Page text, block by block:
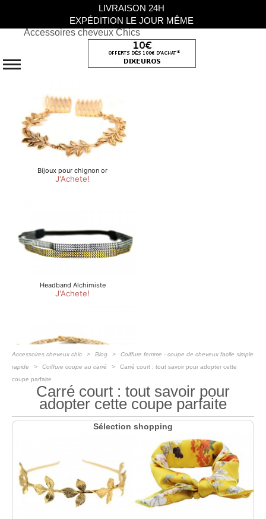
Accessoires cheveux Chics
Accessoires cheveux chic Blog
Coiffure femme - coupe de cheveux facile simple
rapide
Coiffure coupe au carré
Carré court : tout savoir pour adopter cette
coupe parfaite
Carré court : tout savoir pour
adopter cette coupe parfaite
Sélection shopping
LIVRAISON 24H
EXPÉDITION LE JOUR MÊME